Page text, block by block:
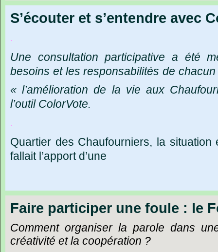
S’écouter et s’entendre avec
.
Une consultation participative a été
besoins et les responsabilités de chacun
« l’amélioration de la vie aux
l’outil ColorVote.
.
Quartier des Chaufourniers, la situation
fallait l’apport d’une
Faire participer une foule : le
Comment organiser la parole dans
créativité et la coopération ?